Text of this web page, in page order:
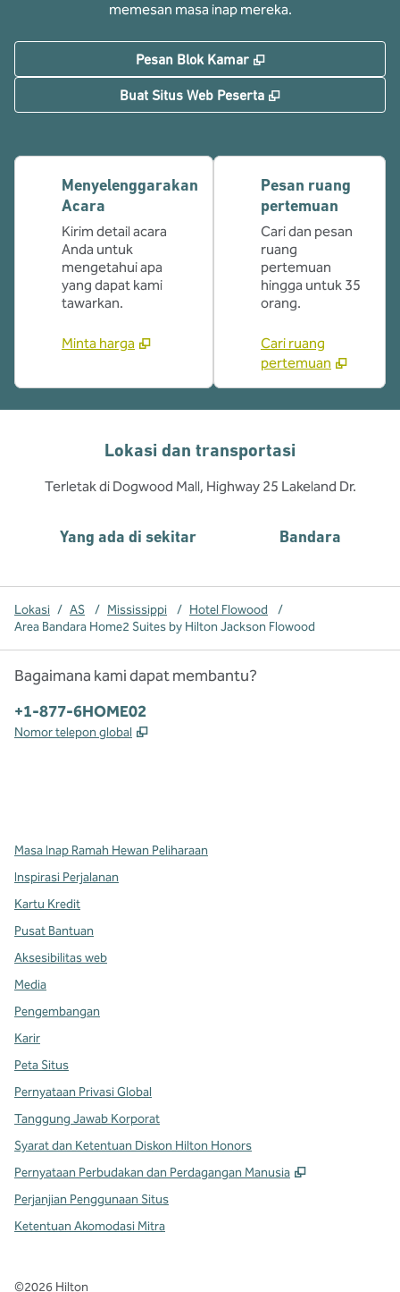
memesan masa inap mereka.
Pesan Blok Kamar ,
Buat Situs Web Peserta ,
Menyelenggarakan
Acara
Kirim detail acara
Anda untuk
mengetahui apa
yang dapat kami
tawarkan.
Minta harga
Pesan ruang
pertemuan
Cari dan pesan
ruang
pertemuan
hingga untuk 35
orang.
Cari ruang
pertemuan
Lokasi dan transportasi
Terletak di Dogwood Mall, Highway 25 Lakeland Dr.
Yang ada di sekitar Bandara
Lokasi / AS / Mississippi / Hotel Flowood
/
Area Bandara Home2 Suites by Hilton Jackson Flowood
Bagaimana kami dapat membantu?
Telepon:
+1-877-6HOME02
Nomor telepon global ,
Masa Inap Ramah Hewan Peliharaan
Inspirasi Perjalanan
Kartu Kredit
Pusat Bantuan
Aksesibilitas web
Media
Pengembangan
Karir
Peta Situs
Pernyataan Privasi Global
Tanggung Jawab Korporat
Syarat dan Ketentuan Diskon Hilton Honors
Pernyataan Perbudakan dan Perdagangan Manusia
,
Perjanjian Penggunaan Situs
Ketentuan Akomodasi Mitra
©2026 Hilton